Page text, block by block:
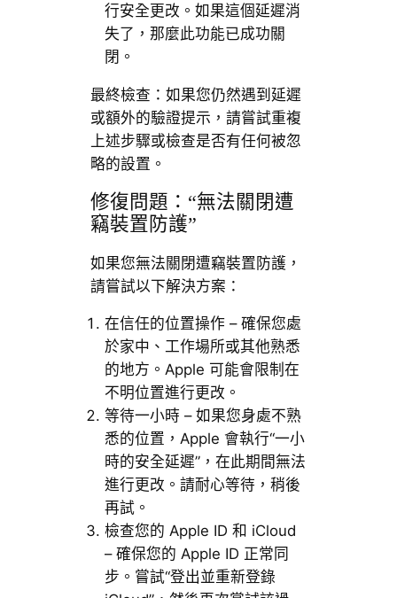
行安全更改。如果這個延遲消
失了，那麼此功能已成功關
閉。
最終檢查：如果您仍然遇到延遲
或額外的驗證提示，請嘗試重複
上述步驟或檢查是否有任何被忽
略的設置。
修復問題：“無法關閉遭
竊裝置防護”
如果您無法關閉遭竊裝置防護，
請嘗試以下解決方案：
在信任的位置操作 – 確保您處
於家中、工作場所或其他熟悉
的地方。Apple 可能會限制在
不明位置進行更改。
等待一小時 – 如果您身處不熟
悉的位置，Apple 會執行“一小
時的安全延遲”，在此期間無法
進行更改。請耐心等待，稍後
再試。
檢查您的 Apple ID 和 iCloud
– 確保您的 Apple ID 正常同
步。嘗試“登出並重新登錄